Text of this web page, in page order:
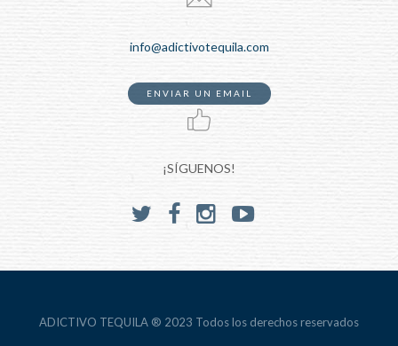
info@adictivotequila.com
ENVIAR UN EMAIL
¡SÍGUENOS!
ADICTIVO TEQUILA ® 2023 Todos los derechos reservados